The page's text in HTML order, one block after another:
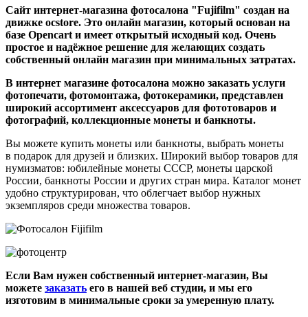
Сайт интернет-магазина фотосалона "Fujifilm" создан на
движке ocstore. Это онлайн магазин, который основан на
базе Opencart и имеет открытый исходный код. Очень
простое и надёжное решение для желающих создать
собственный онлайн магазин при минимальных затратах.
В интернет магазине фотосалона можно заказать услуги
фотопечати, фотомонтажа, фотокерамики, представлен
широкий ассортимент аксессуаров для фототоваров и
фотографий, коллекционные монеты и банкноты.
Вы можете купить монеты или банкноты, выбрать монеты
в подарок для друзей и близких. Широкий выбор товаров для
нумизматов: юбилейные монеты СССР, монеты царской
России, банкноты России и других стран мира. Каталог монет
удобно структурирован, что облегчает выбор нужных
экземпляров среди множества товаров.
Если Вам нужен собственный интернет-магазин, Вы
можете заказать его в нашей веб студии, и мы его
изготовим в минимальные сроки за умеренную плату.